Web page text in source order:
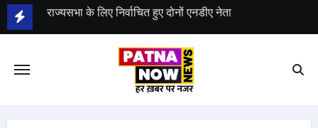
Skip
to
दोनों नेताओं ने सीएम नीतीश कुमार से की मुलाकात
पटना के दियारा क्षेत्र के 76 स्कूल शनिवार तक बंद
बाढ़ की वजह से पटना डीएम ने जारी किया आदेश